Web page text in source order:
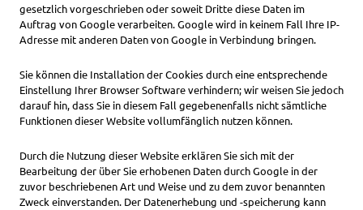
gesetzlich vorgeschrieben oder soweit Dritte diese Daten im
Auftrag von Google verarbeiten. Google wird in keinem Fall Ihre IP-
Adresse mit anderen Daten von Google in Verbindung bringen.
Sie können die Installation der Cookies durch eine entsprechende
Einstellung Ihrer Browser Software verhindern; wir weisen Sie jedoch
darauf hin, dass Sie in diesem Fall gegebenenfalls nicht sämtliche
Funktionen dieser Website vollumfänglich nutzen können.
Durch die Nutzung dieser Website erklären Sie sich mit der
Bearbeitung der über Sie erhobenen Daten durch Google in der
zuvor beschriebenen Art und Weise und zu dem zuvor benannten
Zweck einverstanden. Der Datenerhebung und -speicherung kann